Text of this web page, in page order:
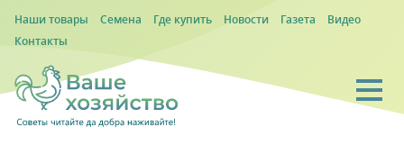
Наши товары Семена Где купить Новости Газета
Видео
Контакты